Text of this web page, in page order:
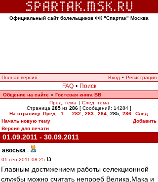
Официальный сайт болельщиков ФК "Спартак" Москва
Полная версия Вход • Регистрация
FAQ • Поиск
Общение на сайте » Гостевая книга ВВ
Пред. тема | След. тема
Страница 285 из 286 [ Сообщений: 14284 ]
На страницу Пред. 1 282 283 284 285, 286
След.
Начать новую тему
Добавить
Версия для печати
01.09.2011 - 30.09.2011
авоська -
01 сен 2011 08:25
Главным достижением работы селекционной
службы можно считать непроеб Велика,Мака и